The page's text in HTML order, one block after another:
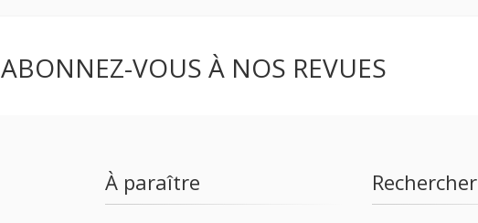
ABONNEZ-VOUS À NOS REVUES
À paraître Rechercher